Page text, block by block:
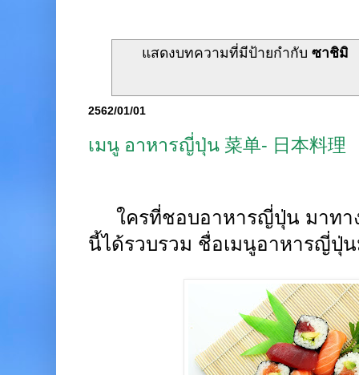
แสดงบทความที่มีป้ายกำกับซาชิมิ
2562/01/01
เมนู อาหารญี่ปุ่น 菜单- 日本料理
ใครที่ชอบอาหารญี่ปุ่น มาท
นี้ได้รวบรวม ชื่อเมนูอาหารญี่ปุ่